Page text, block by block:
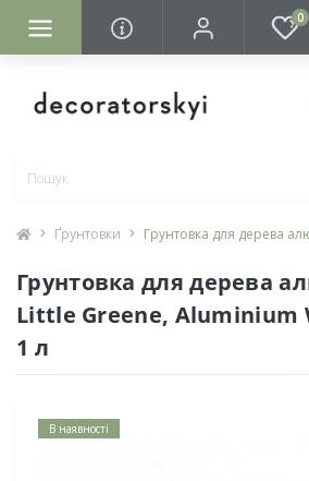
0
Ґрунтовки Грунтовка для дерева
Грунтовка для дерева
Little Greene, Aluminium
1 л
В наявності